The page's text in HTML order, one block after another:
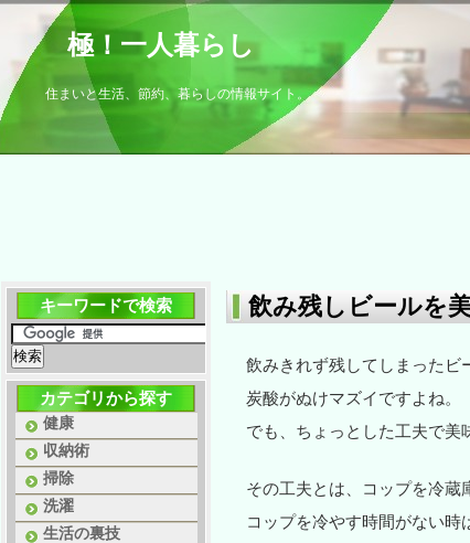
極！一人暮らし
住まいと生活、節約、暮らしの情報サイト。
飲み残しビールを
飲みきれず残してしまったビ
炭酸がぬけマズイですよね。
でも、ちょっとした工夫で美
その工夫とは、コップを冷蔵
コップを冷やす時間がない時
キーワードで検索
カテゴリから探す
健康
収納術
掃除
洗濯
生活の裏技